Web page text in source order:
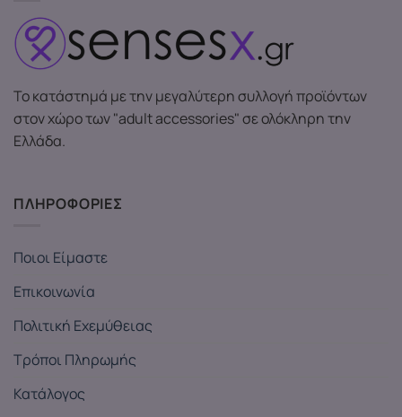
Το κατάστημά με την μεγαλύτερη συλλογή προϊόντων
στον χώρο των "adult accessories" σε ολόκληρη την
Ελλάδα.
ΠΛΗΡΟΦΟΡΙΕΣ
Ποιοι Είμαστε
Επικοινωνία
Πολιτική Εχεμύθειας
Τρόποι Πληρωμής
Κατάλογος